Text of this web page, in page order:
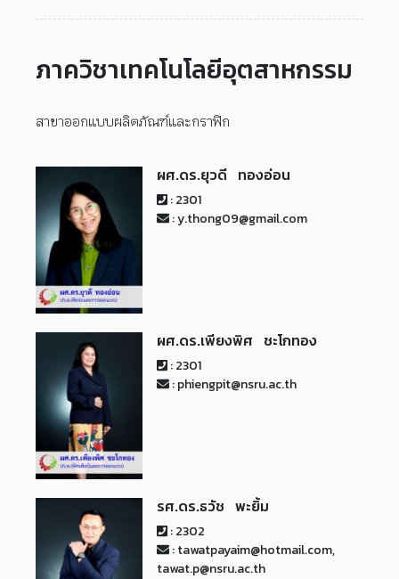
ภาควิชาเทคโนโลยีอุตสาหกรรม
สาขาออกแบบผลิตภัณฑ์และกราฟิก
ผศ.ดร.ยุวดี ทองอ่อน
: 2301
: y.thong09@gmail.com
ผศ.ดร.เพียงพิศ ชะโกทอง
: 2301
: phiengpit@nsru.ac.th
รศ.ดร.ธวัช พะยิ้ม
: 2302
: tawatpayaim@hotmail.com,
tawat.p@nsru.ac.th